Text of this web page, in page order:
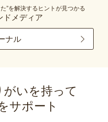
”を解決するヒントが見つかる
ドメディア
ナル
いを持って
サポート